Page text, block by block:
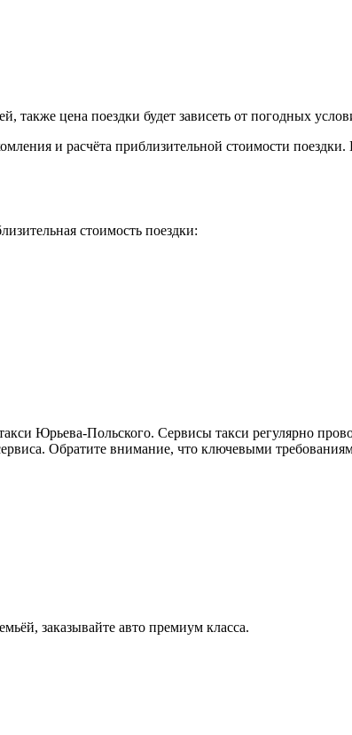
также цена поездки будет зависеть от погодных
и расчёта приблизительной стоимости
стоимость поездки:
Юрьева-Польского. Сервисы такси регулярно
Обратите внимание, что ключевыми
заказывайте авто премиум класса.